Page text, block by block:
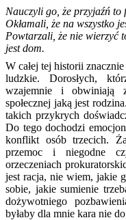
Nauczyli go, że przyjaźń to
Okłamali, że na wszystko
Powtarzali, że nie wierzyć
jest dom.
W całej tej historii
ludzkie. Dorosłych,
wzajemnie i obwiniają
społecznej jaką jest
takich przykrych
Do tego dochodzi
konflikt osób trzecich.
przemoc i niegodne
orzeczeniach
jest racja, nie wiem, jakie
sobie, jakie sumienie
dożywotniego
byłaby dla mnie kara nie